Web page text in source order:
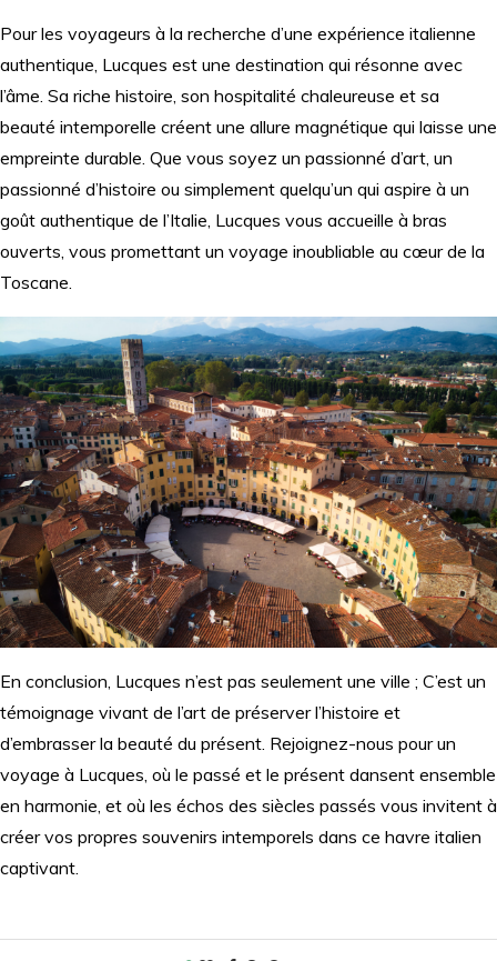
Pour les voyageurs à la recherche d’une expérience italienne
authentique, Lucques est une destination qui résonne avec
l’âme. Sa riche histoire, son hospitalité chaleureuse et sa
beauté intemporelle créent une allure magnétique qui laisse une
empreinte durable. Que vous soyez un passionné d’art, un
passionné d’histoire ou simplement quelqu’un qui aspire à un
goût authentique de l’Italie, Lucques vous accueille à bras
ouverts, vous promettant un voyage inoubliable au cœur de la
Toscane.
En conclusion, Lucques n’est pas seulement une ville ; C’est un
témoignage vivant de l’art de préserver l’histoire et
d’embrasser la beauté du présent. Rejoignez-nous pour un
voyage à Lucques, où le passé et le présent dansent ensemble
en harmonie, et où les échos des siècles passés vous invitent à
créer vos propres souvenirs intemporels dans ce havre italien
captivant.